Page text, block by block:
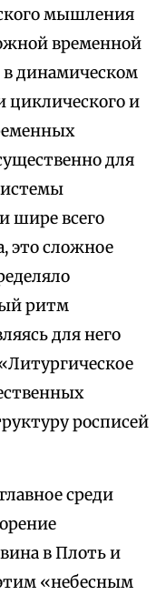
мышления
временной
динамическом
и
для
шире всего
это сложное
ритм
для него
росписей
среди
в Плоть и
«небесным